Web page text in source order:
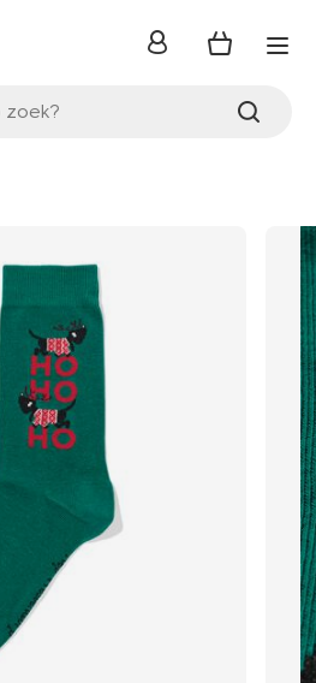
zoek?
inloggen